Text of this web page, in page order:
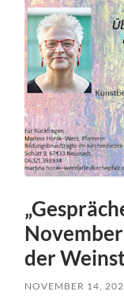
der
NOVEMBER 14,